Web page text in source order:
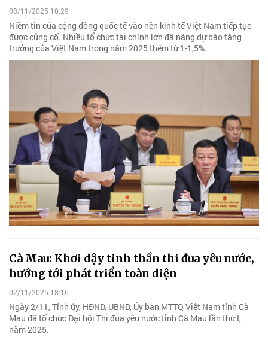
08/11/2025 10:29
Niềm tin của cộng đồng quốc tế vào nền kinh tế Việt Nam tiếp tục
được củng cố. Nhiều tổ chức tài chính lớn đã nâng dự báo tăng
trưởng của Việt Nam trong năm 2025 thêm từ 1-1,5%.
Cà Mau: Khơi dậy tinh thần thi đua yêu nước,
hướng tới phát triển toàn diện
02/11/2025 18:16
Ngày 2/11, Tỉnh ủy, HĐND, UBND, Ủy ban MTTQ Việt Nam tỉnh Cà
Mau đã tổ chức Đại hội Thi đua yêu nước tỉnh Cà Mau lần thứ I,
năm 2025.